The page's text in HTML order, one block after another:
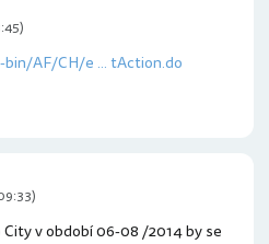
AF/CH/e ... tAction.do
v období 06-08 /2014 by se